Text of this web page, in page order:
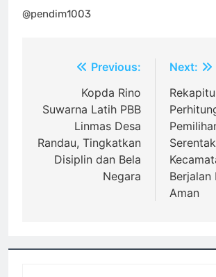
@pendim1003
NavigasiPrevious:
Kopda Rino
Suwarna Latih PBB
Linmas Desa
Randau, Tingkatkan
Disiplin dan Bela
Negara
Next:
Berjalan
Aman